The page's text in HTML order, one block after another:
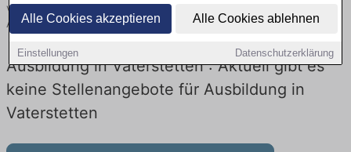
Alle Cookies akzeptieren Alle Cookies ablehnen
Einstellungen Datenschutzerklärung
von namhaften Firmen. Entdecken Sie freie Optionen von Top-
Arbeitgebern und bewerben Sie sich noch heute.
Ausbildung in Vaterstetten : Aktuell gibt es
keine Stellenangebote für Ausbildung in
Vaterstetten